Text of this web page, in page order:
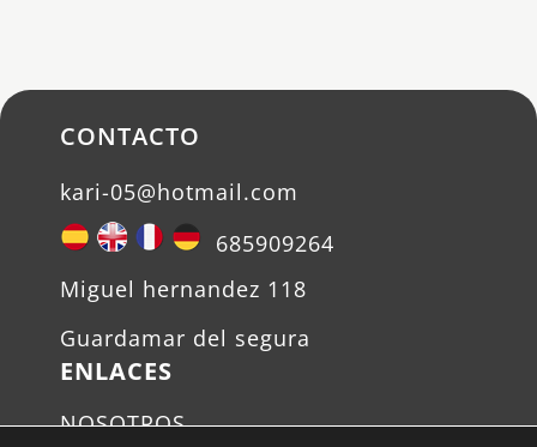
CONTACTO
kari-05@hotmail.com
685909264
Miguel hernandez 118
Guardamar del segura
ENLACES
NOSOTROS